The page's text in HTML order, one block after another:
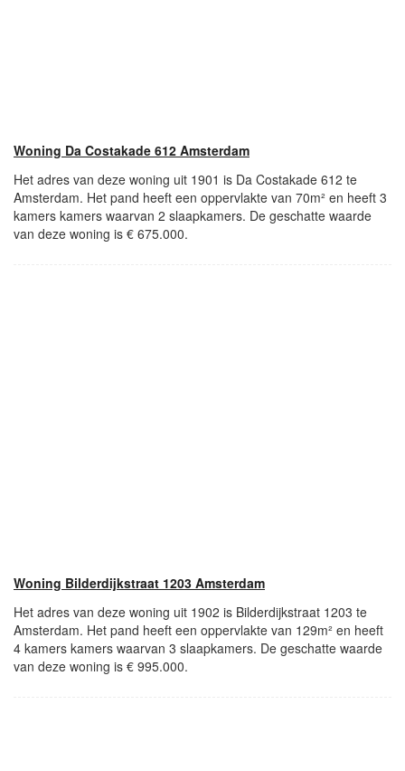
Woning Da Costakade 612 Amsterdam
Het adres van deze woning uit 1901 is Da Costakade 612 te
Amsterdam. Het pand heeft een oppervlakte van 70m² en heeft 3
kamers kamers waarvan 2 slaapkamers. De geschatte waarde
van deze woning is € 675.000.
Woning Bilderdijkstraat 1203 Amsterdam
Het adres van deze woning uit 1902 is Bilderdijkstraat 1203 te
Amsterdam. Het pand heeft een oppervlakte van 129m² en heeft
4 kamers kamers waarvan 3 slaapkamers. De geschatte waarde
van deze woning is € 995.000.